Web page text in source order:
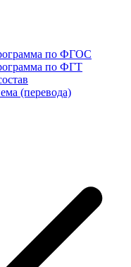
по ФГОС
по ФГТ
(перевода)